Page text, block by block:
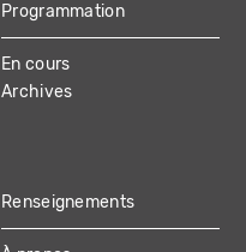
Programmation
En cours
Archives
Renseignements